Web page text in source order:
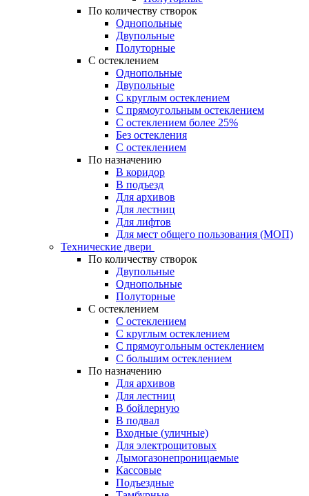
По количеству створок
Однопольные
Двупольные
Полуторные
С остеклением
Однопольные
Двупольные
С круглым остеклением
С прямоугольным остеклением
С остеклением более 25%
Без остекления
С остеклением
По назначению
В коридор
В подъезд
Для архивов
Для лестниц
Для лифтов
Для мест общего пользования (МОП)
Технические двери
По количеству створок
Двупольные
Однопольные
Полуторные
С остеклением
С остеклением
С круглым остеклением
С прямоугольным остеклением
С большим остеклением
По назначению
Для архивов
Для лестниц
В бойлерную
В подвал
Входные (уличные)
Для электрощитовых
Дымогазонепроницаемые
Кассовые
Подъездные